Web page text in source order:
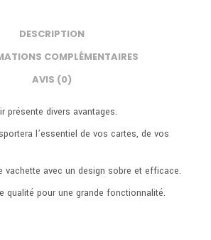
DESCRIPTION
COMPLÉMENTAIRES
AVIS (0)
présente divers avantages.
l’essentiel de vos cartes, de vos
vachette avec un design sobre et efficace.
qualité pour une grande fonctionnalité.